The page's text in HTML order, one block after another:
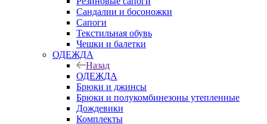
Сандалии и босоножки
Сапоги
Текстильная обувь
Чешки и балетки
ОДЕЖДА
Назад
ОДЕЖДА
Брюки и джинсы
Брюки и полукомбинезоны утепленные
Дождевики
Комплекты